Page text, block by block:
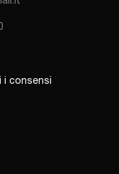
i consensi